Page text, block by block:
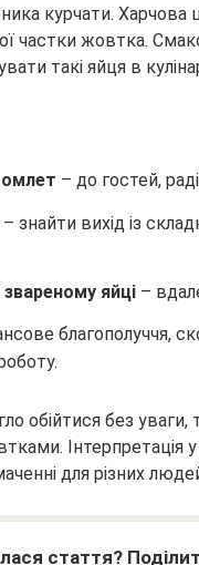
курчати. Харчова
частки жовтка.
такі яйця в
омлет – до гостей,
– знайти вихід із
яйці –
благополуччя,
обійтися без уваги,
Інтерпретація
для різних
стаття?